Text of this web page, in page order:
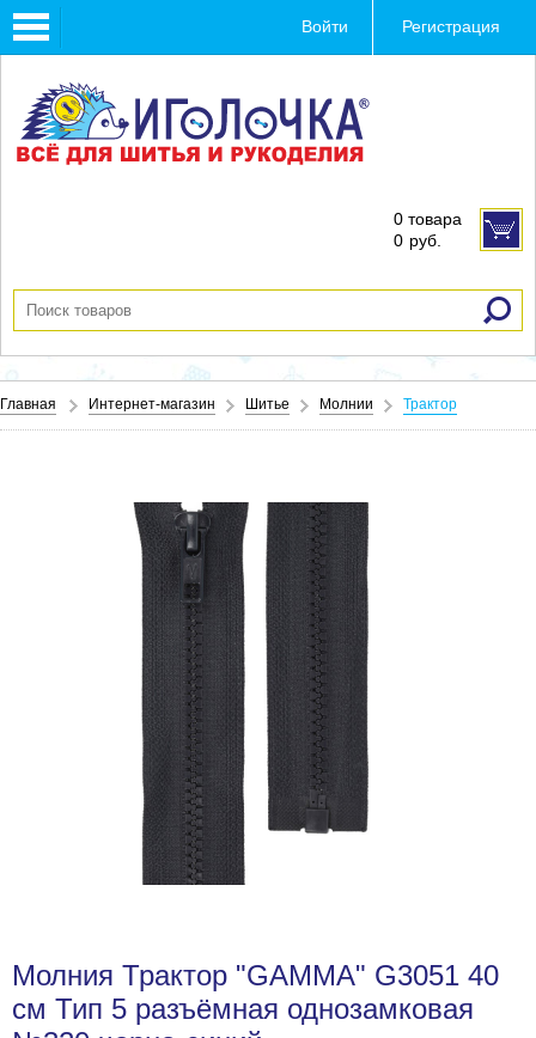
Toggle
navigation
Войти Регистрация
0 товара
0 руб.
Главная Интернет-магазин Шитье Молнии Трактор
Молния Трактор "GAMMA" G3051 40
см Тип 5 разъёмная однозамковая